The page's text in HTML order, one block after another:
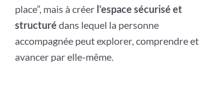
place”, mais à créer l’espace sécurisé et
structuré dans lequel la personne
accompagnée peut explorer, comprendre et
avancer par elle-même.